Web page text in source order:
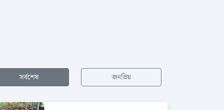
সর্বশেষ জনপ্রিয়